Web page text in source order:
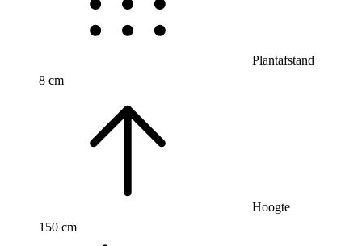
Plantafstand
8 cm
Hoogte
150 cm